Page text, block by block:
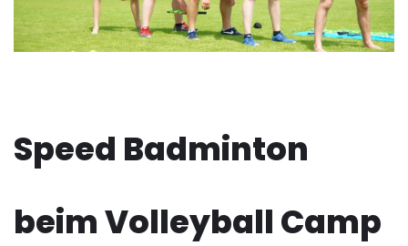
Speed Badminton
beim Volleyball Camp